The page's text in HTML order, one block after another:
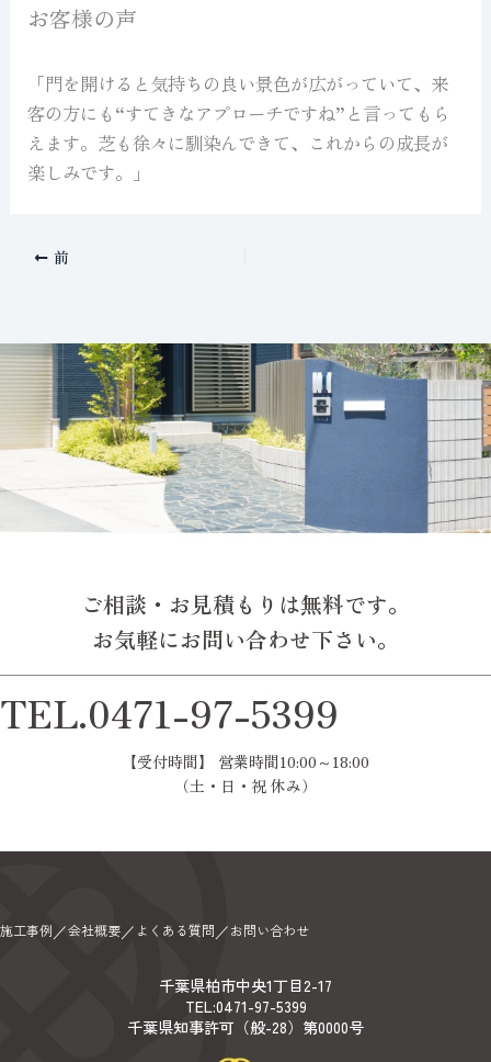
お客様の声
「門を開けると気持ちの良い景色が広がっていて、来
客の方にも“すてきなアプローチですね”と言ってもら
えます。芝も徐々に馴染んできて、これからの成長が
楽しみです。」
前
ご相談・お見積もりは無料です。
お気軽にお問い合わせ下さい。
TEL.0471-97-5399
【受付時間】 営業時間10:00～18:00
（土・日・祝 休み）
施工事例 ／会社概要／ よくある質問 ／お問い合わせ
千葉県柏市中央1丁目2-17
TEL:0471-97-5399
千葉県知事許可（般-28）第0000号